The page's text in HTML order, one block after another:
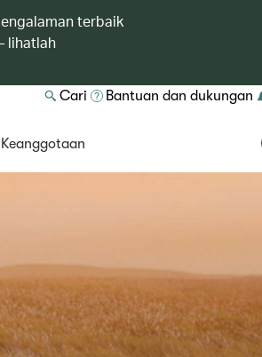
terbaik
lihatlah
Cari Bantuan dan dukungan
Keanggotaan